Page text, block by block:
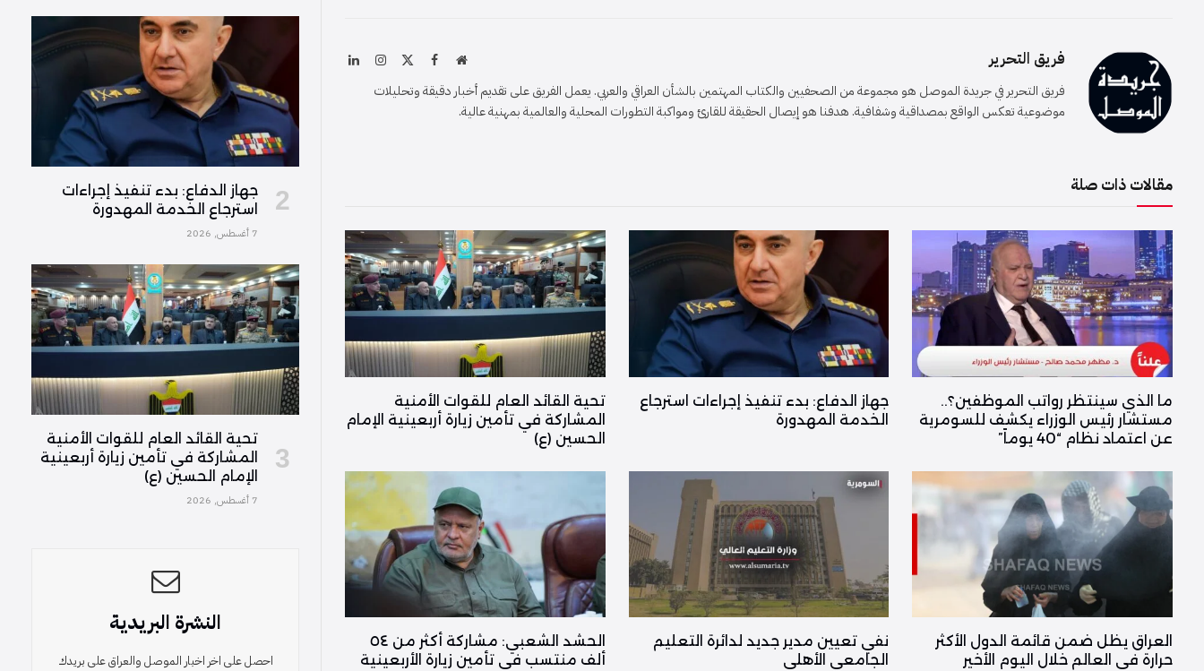
فريق التحرير
موقعفيسبوك الانستغرام
لينكدإن
فريق التحرير في جريدة الموصل هو مجموعة من الصحفيين والكتاب المهتمين بالشأن العراقي والعربي. يعمل الفريق على تقديم أخبار دقيقة وتحليلات
موضوعية تعكس الواقع بمصداقية وشفافية. هدفنا هو إيصال الحقيقة للقارئ ومواكبة التطورات المحلية والعالمية بمهنية عالية.
مقالات ذات صلة
ما الذي سينتظر رواتب الموظفين؟..
مستشار رئيس الوزراء يكشف للسومرية
عن اعتماد نظام “40 يوماً”
جهاز الدفاع: بدء تنفيذ إجراءات استرجاع
الخدمة المهدورة
تحية القائد العام للقوات الأمنية
المشاركة في تأمين زيارة أربعينية الإمام
الحسين (ع)
العراق يظل ضمن قائمة الدول الأكثر
حرارة في العالم خلال اليوم الأخير
نفي تعيين مدير جديد لدائرة التعليم
الجامعي الأهلي
الحشد الشعبي: مشاركة أكثر من ٥٤
ألف منتسب في تأمين زيارة الأربعينية
جهاز الدفاع: بدء تنفيذ إجراءات
استرجاع الخدمة المهدورة
7 أغسطس, 2026
تحية القائد العام للقوات الأمنية
المشاركة في تأمين زيارة أربعينية
الإمام الحسين (ع)
7 أغسطس, 2026
النشرة البريدية
احصل على اخر اخبار الموصل والعراق على بريدك